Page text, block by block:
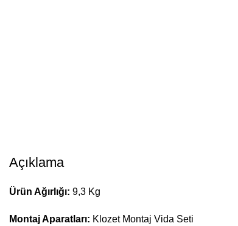
Açıklama
Ürün Ağırlığı: 9,3 Kg
Montaj Aparatları: Klozet Montaj Vida Seti